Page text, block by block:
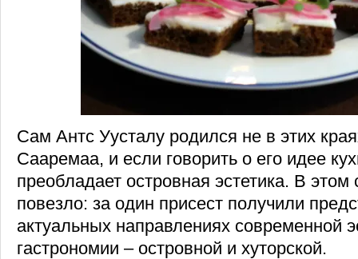
Сам Антс Уусталу родился не в этих
Сааремаа, и если говорить о его идее
преобладает островная эстетика. В
повезло: за один присест получили
актуальных направлениях современной
гастрономии – островной и хуторской.